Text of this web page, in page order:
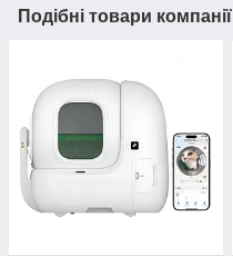
Подібні товари компанії